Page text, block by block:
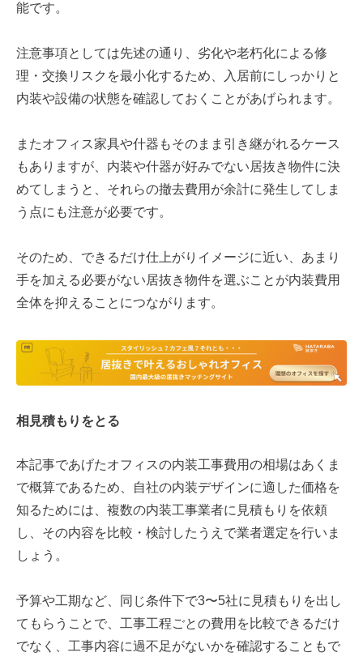
能です。
注意事項としては先述の通り、劣化や老朽化による修
理・交換リスクを最小化するため、入居前にしっかりと
内装や設備の状態を確認しておくことがあげられます。
またオフィス家具や什器もそのまま引き継がれるケース
もありますが、内装や什器が好みでない居抜き物件に決
めてしまうと、それらの撤去費用が余計に発生してしま
う点にも注意が必要です。
そのため、できるだけ仕上がりイメージに近い、あまり
手を加える必要がない居抜き物件を選ぶことが内装費用
全体を抑えることにつながります。
相見積もりをとる
本記事であげたオフィスの内装工事費用の相場はあくま
で概算であるため、自社の内装デザインに適した価格を
知るためには、複数の内装工事業者に見積もりを依頼
し、その内容を比較・検討したうえで業者選定を行いま
しょう。
予算や工期など、同じ条件下で3〜5社に見積もりを出し
てもらうことで、工事工程ごとの費用を比較できるだけ
でなく、工事内容に過不足がないかを確認することもで